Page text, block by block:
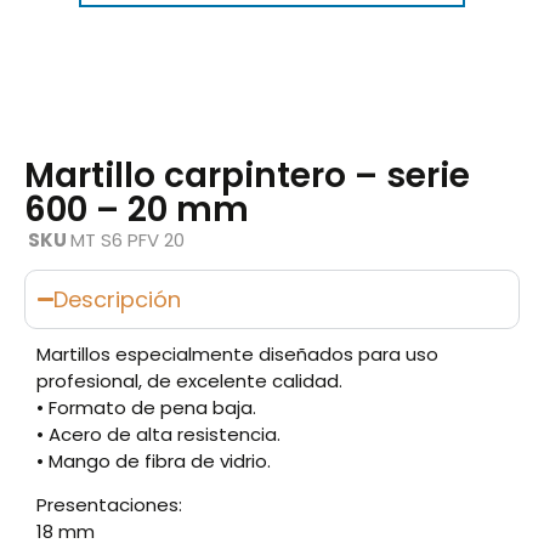
Martillo carpintero – serie
600 – 20 mm
SKUMT S6 PFV 20
Descripción
Martillos especialmente diseñados para uso
profesional, de excelente calidad.
• Formato de pena baja.
• Acero de alta resistencia.
• Mango de fibra de vidrio.
Presentaciones:
18 mm